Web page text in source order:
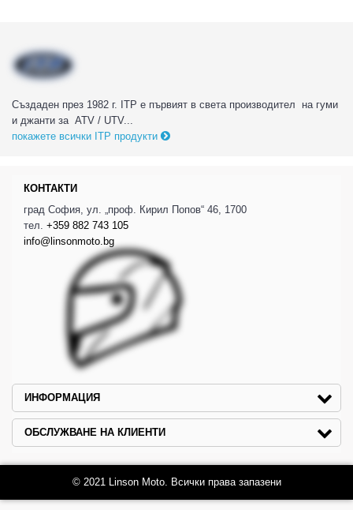
Създаден през 1982 г. ITP е първият в света производител на гуми
и джанти за ATV / UTV...
покажете всички ITP продукти
КОНТАКТИ
град София, ул. „проф. Кирил Попов“ 46, 1700
тел. +359 882 743 105
info@linsonmoto.bg
ИНФОРМАЦИЯ
ОБСЛУЖВАНЕ НА КЛИЕНТИ
© 2021 Linson Moto. Всички права запазени